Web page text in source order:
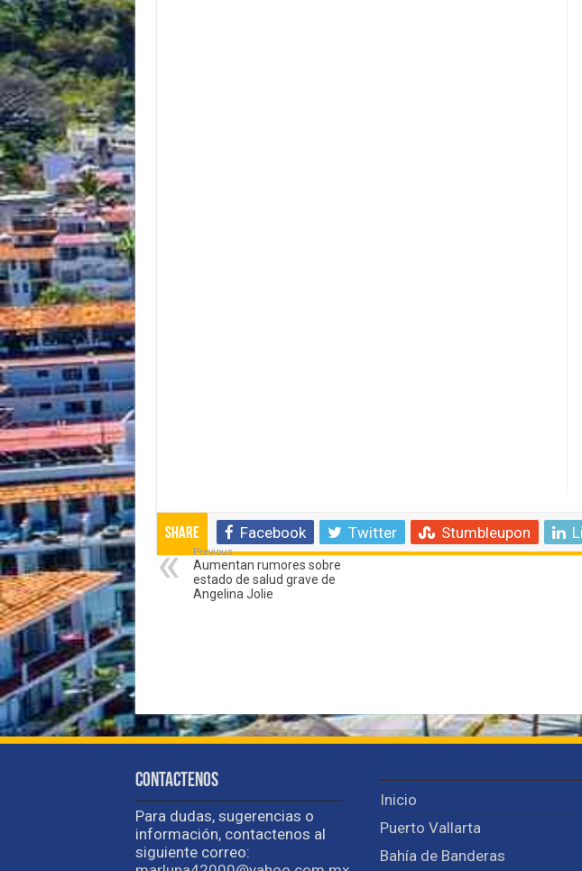
Share Facebook Twitter Stumbleupon
Previous
Aumentan rumores sobre
estado de salud grave de
Angelina Jolie
Contactenos
Para dudas, sugerencias o
información, contactenos al
siguiente correo:
Inicio
Puerto Vallarta
Bahía de Banderas